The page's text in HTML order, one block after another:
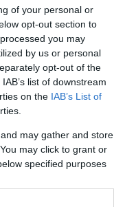
of your personal or
opt-out section to
you may
by us or personal
opt-out of the
list of downstream
on the IAB’s List of
may gather and store
may click to grant or
specified purposes
o